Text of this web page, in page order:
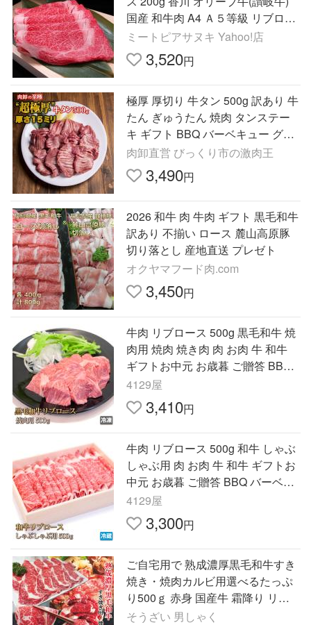
国産 和牛肉 A4 Ａ５等級 リブロー
ス サーロイン
ミートピアサヌキ Yahoo!店
3,520円
極厚 厚切り 牛タン 500g 訳あり 牛
たん ぎゅうたん 焼肉 タンステー
キ ギフト BBQ バーベキュー グル
メ 食品 爆買
肉卸直営 びっくり市の激肉王
3,490円
2026 和牛 肉 牛肉 ギフト 黒毛和牛
訳あり 不揃い ロース 麓山高原豚
切り落とし 産地直送 プレゼト
オクヤマフード肉.com
3,450円
牛肉 リブロース 500g 黒毛和牛 焼
肉用 焼肉 焼き肉 肉 お肉 牛 和牛
ギフトお中元 お歳暮 ご贈答 BBQ
バーベキュー お取り寄せ グルメ
4129屋
3,410円
牛肉 リブロース 500g 和牛 しゃぶ
しゃぶ用 肉 お肉 牛 和牛 ギフトお
中元 お歳暮 ご贈答 BBQ バーベキ
ュー お取り寄せ グルメすき焼き
冷蔵
4129屋
3,300円
ご自宅用で 熟成濃厚黒毛和牛すき
焼き・焼肉カルビ用選べるたっぷ
り500ｇ 赤身 国産牛 霜降り リブ
ロース
そうざい 男しゃく